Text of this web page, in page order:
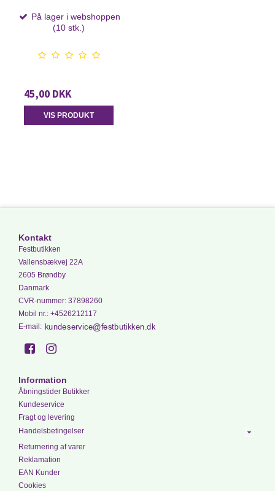
På lager i webshoppen
(10 stk.)
45,00 DKK
VIS PRODUKT
Kontakt
Festbutikken
Vallensbækvej 22A
2605 Brøndby
Danmark
CVR-nummer: 37898260
Mobil nr.: +4526212117
E-mail :
Information
Åbningstider Butikker
Kundeservice
Fragt og levering
Handelsbetingelser
Returnering af varer
Reklamation
EAN Kunder
Cookies